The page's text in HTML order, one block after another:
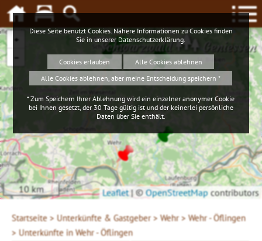
Schwarzwald Geniessen
+
−
10 km Leaflet |©OpenStreetMap contributors
Startseite > Unterkünfte & Gastgeber > Wehr >Wehr - Öflingen
> Unterkünfte in Wehr - Öflingen
Diese Seite benutzt Cookies. Nähere Informationen zu Cookies finden
Sie in unserer Datenschutzerklärung
Cookies erlauben
Alle Cookies ablehnen
Alle Cookies ablehnen, aber meine Entscheidung speichern *
* Zum Speichern Ihrer Ablehnung wird ein einzelner anonymer Cookie
bei Ihnen gesetzt, der 30 Tage gültig ist und der keinerlei persönliche
Daten über Sie enthält.